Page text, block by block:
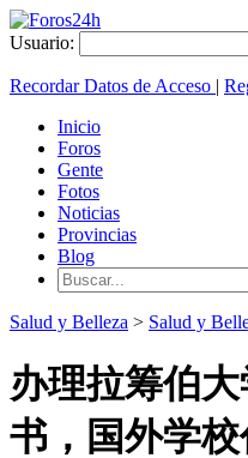
Usuario:
Recordar Datos de Acceso |
Inicio
Foros
Gente
Fotos
Noticias
Provincias
Blog
Salud y Belleza > Salud y
办理拉筹伯
书，国外学